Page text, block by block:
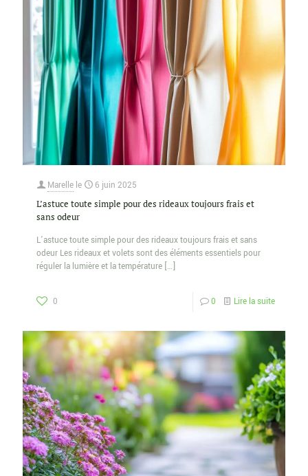
Marelle le 6 juin 2025
L’astuce toute simple pour des rideaux toujours frais et
sans odeur
L’astuce toute simple pour des rideaux toujours frais et sans
odeur Les rideaux et volets sont des éléments essentiels pour
réguler la lumière et la température […]
0 0 Lire la suite